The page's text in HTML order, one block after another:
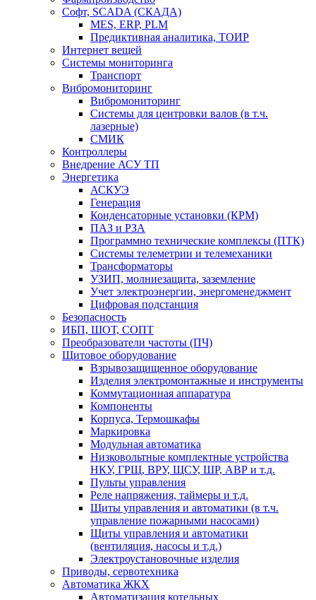
Софт, SCADA (СКАДА)
MES, ERP, PLM
Предиктивная аналитика, ТОИР
Интернет вещей
Системы мониторинга
Транспорт
Вибромониторинг
Вибромониторинг
Системы для центровки валов (в т.ч.
лазерные)
СМИК
Контроллеры
Внедрение АСУ ТП
Энергетика
АСКУЭ
Генерация
Конденсаторные установки (КРМ)
ПАЗ и РЗА
Программно технические комплексы (ПТК)
Системы телеметрии и телемеханики
Трансформаторы
УЗИП, молниезащита, заземление
Учет электроэнергии, энергоменеджмент
Цифровая подстанция
Безопасность
ИБП, ШОТ, СОПТ
Преобразователи частоты (ПЧ)
Щитовое оборудование
Взрывозащищенное оборудование
Изделия электромонтажные и инструменты
Коммутационная аппаратура
Компоненты
Корпуса, Термошкафы
Маркировка
Модульная автоматика
Низковольтные комплектные устройства
НКУ, ГРЩ, ВРУ, ЩСУ, ШР, АВР и т.д.
Пульты управления
Реле напряжения, таймеры и т.д.
Щиты управления и автоматики (в т.ч.
управление пожарными насосами)
Щиты управления и автоматики
(вентиляция, насосы и т.д.)
Электроустановочные изделия
Приводы, сервотехника
Автоматика ЖКХ
Автоматизация котельных